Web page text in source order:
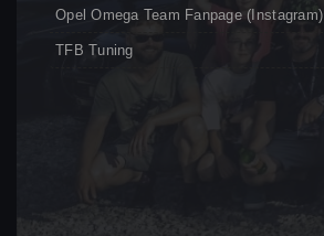
Opel Omega Team Fanpage (Instagram)
TFB Tuning